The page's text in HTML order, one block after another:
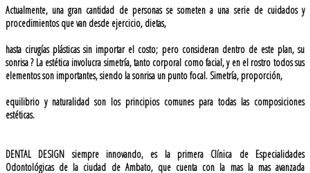
Actualmente, una gran cantidad de personas se someten a una serie de cuidados y
procedimientos que van desde ejercicio, dietas,
hasta cirugías plásticas sin importar el costo; pero consideran dentro de este plan, su
sonrisa ? La estética involucra simetría, tanto corporal como facial, y en el rostro todos sus
elementos son importantes, siendo la sonrisa un punto focal. Simetría, proporción,
equilibrio y naturalidad son los principios comunes para todas las composiciones
estéticas.
DENTAL DESIGN siempre innovando, es la primera Clínica de Especialidades
Odontológicas de la ciudad de Ambato, que cuenta con la mas la mas avanzada